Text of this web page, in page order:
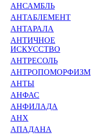
АНСАМБЛЬ
АНТАБЛЕМЕНТ
АНТАРАЛА
АНТИЧНОЕ
ИСКУССТВО
АНТРЕСОЛЬ
АНТРОПОМОРФИЗМ
АНТЫ
АНФАС
АНФИЛАДА
АНХ
АПАДАНА